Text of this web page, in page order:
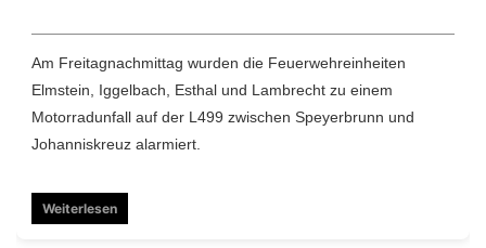
Am Freitagnachmittag wurden die Feuerwehreinheiten
Elmstein, Iggelbach, Esthal und Lambrecht zu einem
Motorradunfall auf der L499 zwischen Speyerbrunn und
Johanniskreuz alarmiert.
Weiterlesen